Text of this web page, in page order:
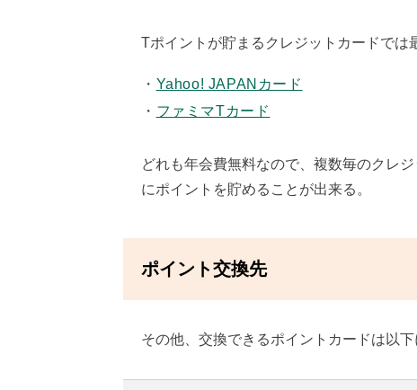
Tポイントが貯まるクレジットカードでは
Yahoo! JAPANカード
ファミマTカード
どれも年会費無料なので、複数毎のクレ
にポイントを貯めることが出来る。
ポイント交換先
その他、交換できるポイントカードは以下